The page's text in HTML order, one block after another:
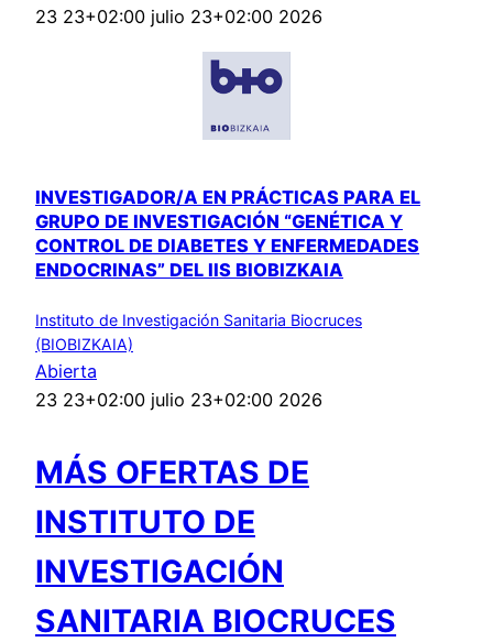
23 23+02:00 julio 23+02:00 2026
INVESTIGADOR/A EN PRÁCTICAS PARA EL
GRUPO DE INVESTIGACIÓN “GENÉTICA Y
CONTROL DE DIABETES Y ENFERMEDADES
ENDOCRINAS” DEL IIS BIOBIZKAIA
Instituto de Investigación Sanitaria Biocruces
(BIOBIZKAIA)
Abierta
23 23+02:00 julio 23+02:00 2026
MÁS OFERTAS DE
INSTITUTO DE
INVESTIGACIÓN
SANITARIA BIOCRUCES